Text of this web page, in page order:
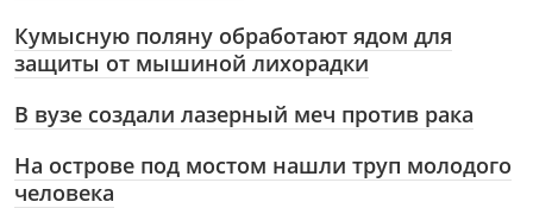
Кумысную поляну обработают ядом для
защиты от мышиной лихорадки
В вузе создали лазерный меч против рака
На острове под мостом нашли труп молодого
человека